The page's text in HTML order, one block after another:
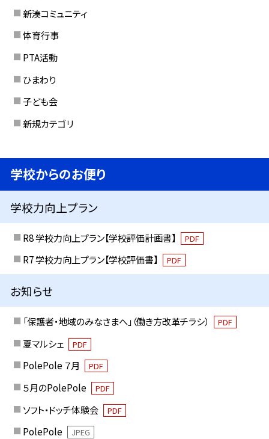
新湊コミュニティ
体育行事
PTA活動
ひまわり
子ども会
新規カテゴリ
学校からのお便り
学校力向上プラン
R8 学校力向上プラン【学校評価計画書】 PDF
R7 学校力向上プラン【学校評価書】 PDF
お知らせ
「保護者・地域のみなさまへ」（働き方改革チラシ） PDF
夏マルシェ PDF
PolePole ７月 PDF
５月のPolePole PDF
ソフト・ドッチ体験会 PDF
PolePole JPEG